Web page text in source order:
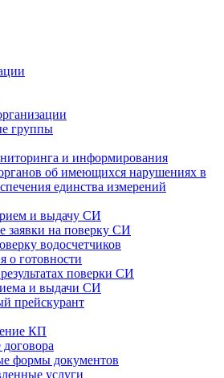
группы
и информирования
об имеющихся нарушениях в
единства измерений
и выдачу СИ
заявки на поверку СИ
водосчетчиков
о готовности
поверки СИ
и выдачи СИ
прейскурант
КП
формы документов
услуги